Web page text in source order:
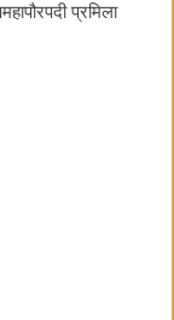
प्रमिला